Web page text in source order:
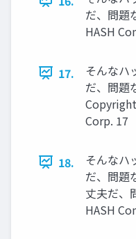
だ、問題
HASH
17.
そんなハ
だ、問題
Corp. 17
18.
そんなハ
だ、問題
丈夫だ、
HASH